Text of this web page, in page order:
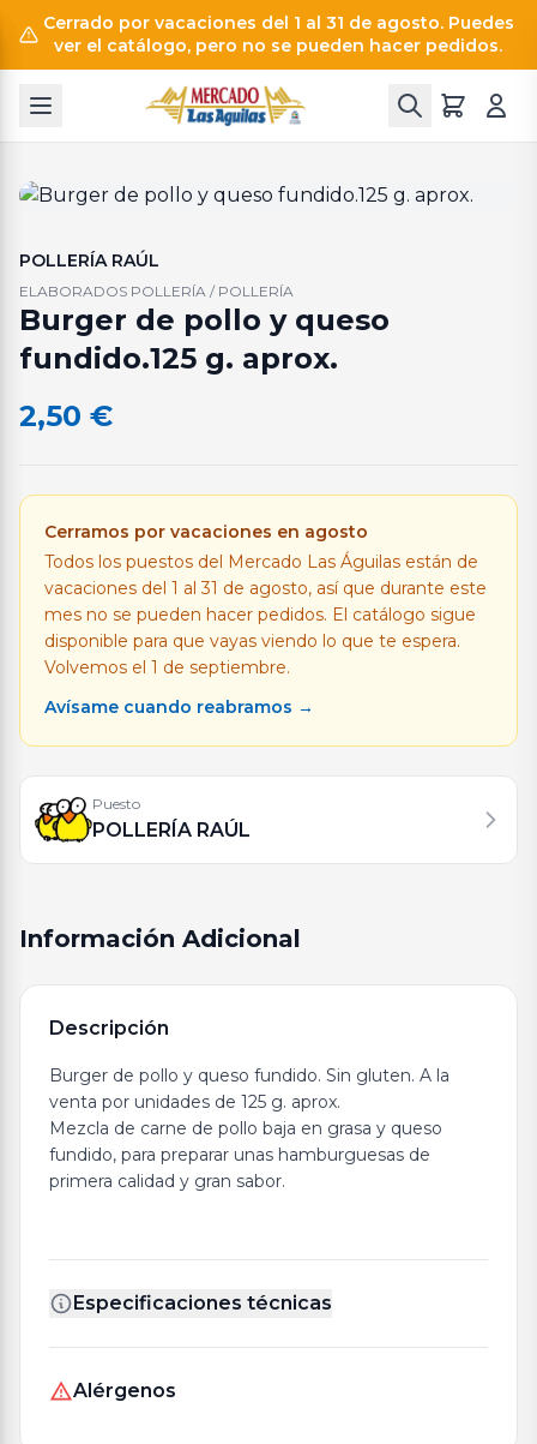
Cerrado por vacaciones del 1 al 31 de agosto. Puedes
ver el catálogo, pero no se pueden hacer pedidos.
POLLERÍA RAÚL
ELABORADOS POLLERÍA / POLLERÍA
Burger de pollo y queso
fundido.125 g. aprox.
2,50 €
Cerramos por vacaciones en agosto
Todos los puestos del Mercado Las Águilas están de
vacaciones del 1 al 31 de agosto, así que durante este
mes no se pueden hacer pedidos. El catálogo sigue
disponible para que vayas viendo lo que te espera.
Volvemos el 1 de septiembre.
Avísame cuando reabramos →
Puesto
POLLERÍA RAÚL
Información Adicional
Descripción
Burger de pollo y queso fundido. Sin gluten. A la
venta por unidades de 125 g. aprox.
Mezcla de carne de pollo baja en grasa y queso
fundido, para preparar unas hamburguesas de
primera calidad y gran sabor.
Especificaciones técnicas
Alérgenos